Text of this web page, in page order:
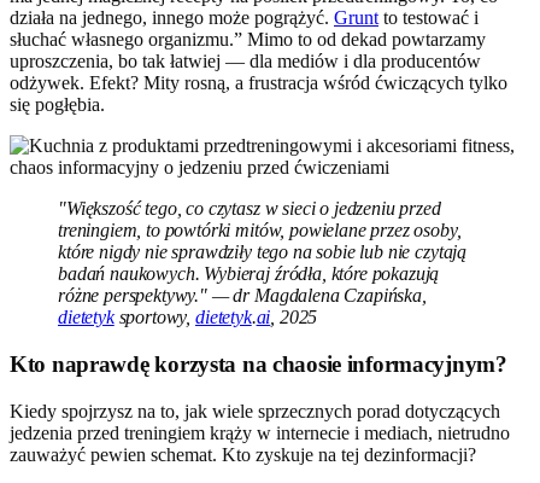
działa na jednego, innego może pogrążyć. Grunt to testować i
słuchać własnego organizmu.” Mimo to od dekad powtarzamy
uproszczenia, bo tak łatwiej — dla mediów i dla producentów
odżywek. Efekt? Mity rosną, a frustracja wśród ćwiczących tylko
się pogłębia.
"Większość tego, co czytasz w sieci o jedzeniu przed
treningiem, to powtórki mitów, powielane przez osoby,
które nigdy nie sprawdziły tego na sobie lub nie czytają
badań naukowych. Wybieraj źródła, które pokazują
różne perspektywy." — dr Magdalena Czapińska,
dietetyksportowy, dietetyk.ai , 2025
Kto naprawdę korzysta na chaosie informacyjnym?
Kiedy spojrzysz na to, jak wiele sprzecznych porad dotyczących
jedzenia przed treningiem krąży w internecie i mediach, nietrudno
zauważyć pewien schemat. Kto zyskuje na tej dezinformacji?